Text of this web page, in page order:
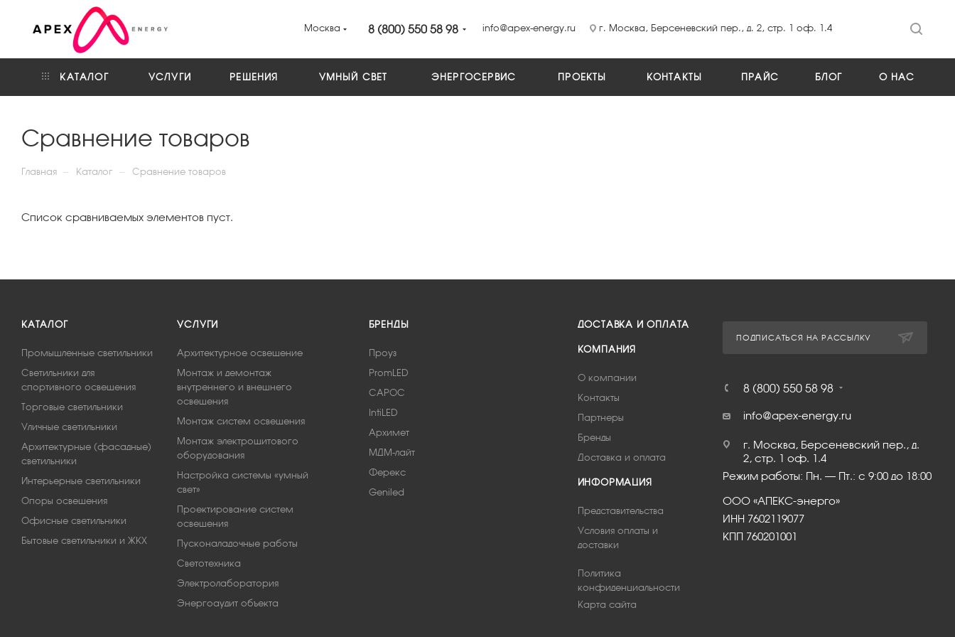
Москва 8 (800) 550 58 98 info@apex-energy.ru г. Москва, Берсеневский пер., д. 2, стр. 1 оф. 1.4
КАТАЛОГ УСЛУГИ РЕШЕНИЯ УМНЫЙ СВЕТ ЭНЕРГОСЕРВИС ПРОЕКТЫ КОНТАКТЫ ПРАЙС БЛОГ О НАС
Сравнение товаров
Главная — Каталог — Сравнение товаров
Список сравниваемых элементов пуст.
КАТАЛОГ
Промышленные светильники
Светильники для
спортивного освещения
Торговые светильники
Уличные светильники
Архитектурные (фасадные)
светильники
Интерьерные светильники
Опоры освещения
Офисные светильники
Бытовые светильники и ЖКХ
УСЛУГИ
Архитектурное освещение
Монтаж и демонтаж
внутреннего и внешнего
освещения
Монтаж систем освещения
Монтаж электрощитового
оборудования
Настройка системы «умный
свет»
Проектирование систем
освещения
Пусконаладочные работы
Светотехника
Электролаборатория
Энергоаудит объекта
БРЕНДЫ
Проуз
PromLED
САРОС
IntiLED
Архимет
МДМ-лайт
Ферекс
Geniled
ДОСТАВКА И ОПЛАТА
КОМПАНИЯ
О компании
Контакты
Партнеры
Бренды
Доставка и оплата
ИНФОРМАЦИЯ
Представительства
Условия оплаты и
доставки
Политика
конфиденциальности
Карта сайта
ПОДПИСАТЬСЯ НА РАССЫЛКУ
8 (800) 550 58 98
info@apex-energy.ru
г. Москва, Берсеневский пер., д.
2, стр. 1 оф. 1.4
Режим работы: Пн. – Пт.: с 9:00 до 18:00
ООО «АПЕКС-энерго»
ИНН 7602119077
КПП 760201001